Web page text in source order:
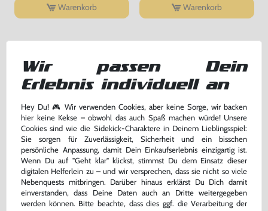
Warenkorb Warenkorb
GEKAUFT
Wir passen Dein
Erlebnis individuell an
Hey Du! 🎮 Wir verwenden Cookies, aber keine Sorge, wir backen
hier keine Kekse – obwohl das auch Spaß machen würde! Unsere
Cookies sind wie die Sidekick-Charaktere in Deinem Lieblingsspiel:
Sie sorgen für Zuverlässigkeit, Sicherheit und ein bisschen
persönliche Anpassung, damit Dein Einkaufserlebnis einzigartig ist.
Wenn Du auf "Geht klar" klickst, stimmst Du dem Einsatz dieser
digitalen Helferlein zu – und wir versprechen, dass sie nicht so viele
Nebenquests mitbringen. Darüber hinaus erklärst Du Dich damit
einverstanden, dass Deine Daten auch an Dritte weitergegeben
werden können. Bitte beachte, dass dies ggf. die Verarbeitung der